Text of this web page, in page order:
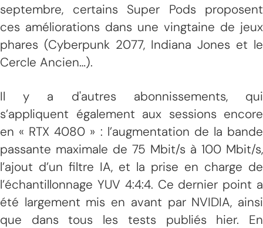
septembre, certains Super Pods proposent
ces améliorations dans une vingtaine de jeux
phares (Cyberpunk 2077, Indiana Jones et le
Cercle Ancien…).
Il y a d'autres abonnissements, qui
s’appliquent également aux sessions encore
en « RTX 4080 » : l’augmentation de la bande
passante maximale de 75 Mbit/s à 100 Mbit/s,
l’ajout d’un filtre IA, et la prise en charge de
l’échantillonnage YUV 4:4:4. Ce dernier point a
été largement mis en avant par NVIDIA, ainsi
que dans tous les tests publiés hier. En